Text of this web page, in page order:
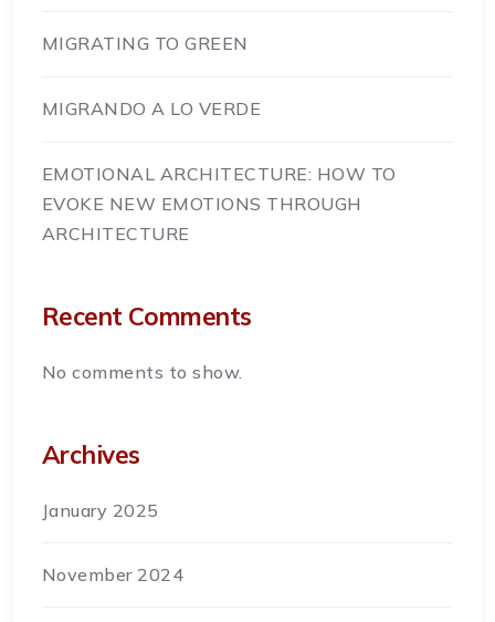
MIGRATING TO GREEN
MIGRANDO A LO VERDE
EMOTIONAL ARCHITECTURE: HOW TO
EVOKE NEW EMOTIONS THROUGH
ARCHITECTURE
Recent Comments
No comments to show.
Archives
January 2025
November 2024